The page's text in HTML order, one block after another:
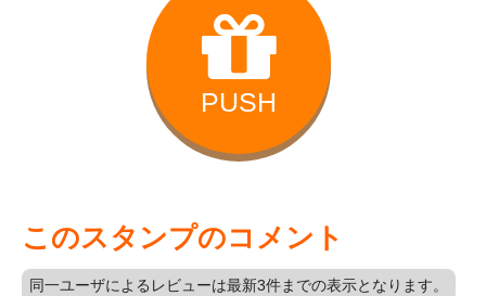
PUSH
このスタンプのコメント
同一ユーザによるレビューは最新3件までの表示となります。